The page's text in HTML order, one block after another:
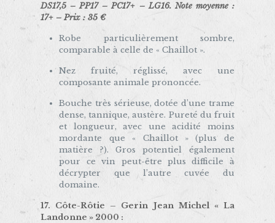
DS17,5 – PP17 – PC17+ – LG16. Note moyenne :
17+ – Prix : 35 €
Robe particulièrement sombre,
comparable à celle de « Chaillot ».
Nez fruité, réglissé, avec une
composante animale prononcée.
Bouche très sérieuse, dotée d’une trame
dense, tannique, austère. Pureté du fruit
et longueur, avec une acidité moins
mordante que « Chaillot » (plus de
matière ?). Gros potentiel également
pour ce vin peut-être plus difficile à
décrypter que l’autre cuvée du
domaine.
17. Côte-Rôtie – Gerin Jean Michel « La
Landonne » 2000 :